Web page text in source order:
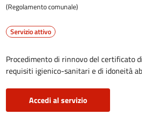
(Regolamento comunale)
Servizio attivo
Procedimento di rinnovo del certificato
requisiti igienico-sanitari e di idoneità
Accedi al servizio